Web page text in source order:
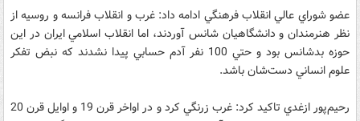
عضو شوراي عالي انقلاب فرهنگي ادامه داد: غرب و انقلاب فرانسه و روسيه از
نظر هنرمندان و دانشگاهيان شانس آوردند، اما انقلاب اسلامي ايران در اين
حوزه بدشانس بود و حتي 100 نفر آدم حسابي پيدا نشدند که نبض تفکر
علوم انساني دست‌شان باشد.
رحيم‌پور ازغدي تاکيد کرد: غرب زرنگي کرد و در اواخر قرن 19 و اوايل قرن 20